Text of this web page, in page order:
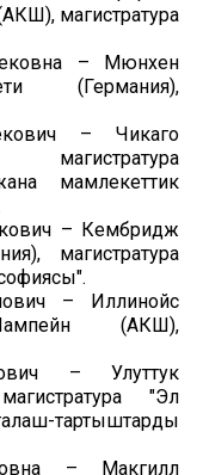
магистратура
– Мюнхен
(Германия),
– Чикаго
мамлекеттик
– Кембридж
магистратура
– Иллинойс
Шампейн (АКШ),
– Улуттук
"Эл
тартыштарды
– Макгилл